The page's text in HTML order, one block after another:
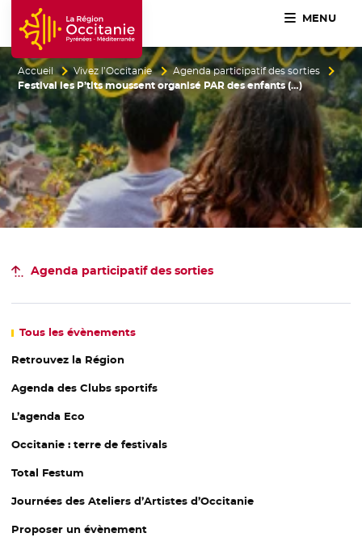
Accueil Région Occitanie / Pyrénées-Méditerranée
MENU
Accueil Vivez l’Occitanie
Agenda participatif des sorties
Festival les P’tits moussent organisé PAR des enfants (…)
Agenda participatifdes sorties
Tous les évènements
Retrouvez la Région
Agenda des Clubs sportifs
L’agenda Eco
Occitanie : terre de festivals
Total Festum
Journées des Ateliers d’Artistes d’Occitanie
Proposer un évènement